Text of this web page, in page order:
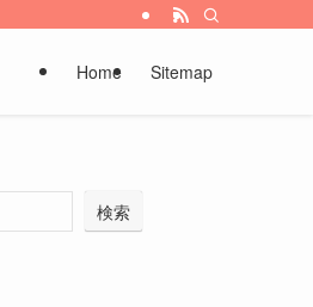
Home Sitemap
検索